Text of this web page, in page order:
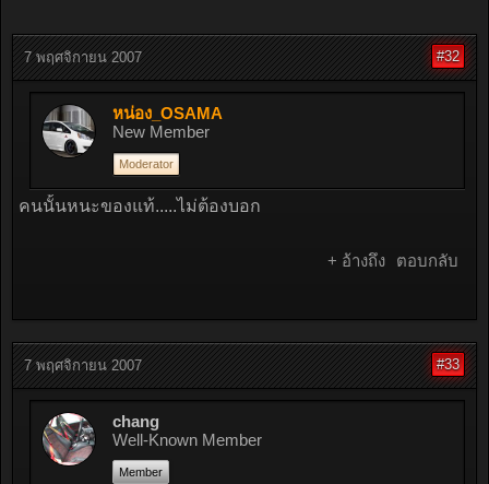
7 พฤศจิกายน 2007 #32
หน่อง_OSAMA
New Member
Moderator
คนนั้นหนะของแท้.....ไม่ต้องบอก
+ อ้างถึง ตอบกลับ
7 พฤศจิกายน 2007 #33
chang
Well-Known Member
Member